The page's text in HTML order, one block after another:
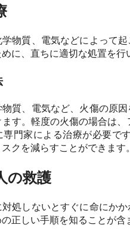
物質、電気などによって
に、直ちに適切な処置を行
質、電気など、火傷の原
す。軽度の火傷の場合は
専門家による治療が必要で
クを減らすことができます。
の救護
処しないとすぐに命にか
正しい手順を知ることが含